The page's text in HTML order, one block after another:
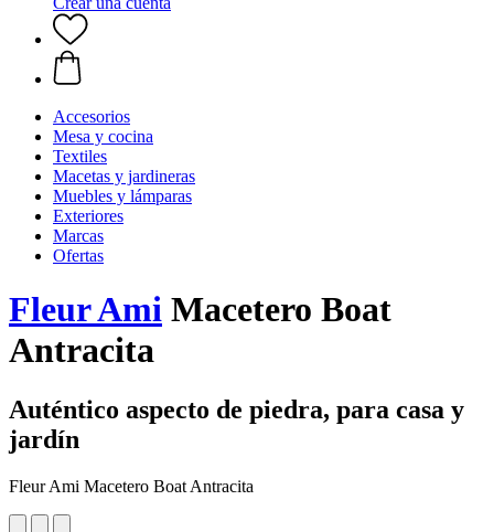
Accesorios
Mesa y cocina
Textiles
Macetas y jardineras
Muebles y lámparas
Exteriores
Marcas
Ofertas
Fleur Ami Macetero Boat
Antracita
Auténtico aspecto de piedra, para casa y
jardín
Fleur Ami Macetero Boat Antracita